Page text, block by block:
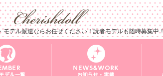
モデル派遣ならお任せください！読者モデルも随時募集中